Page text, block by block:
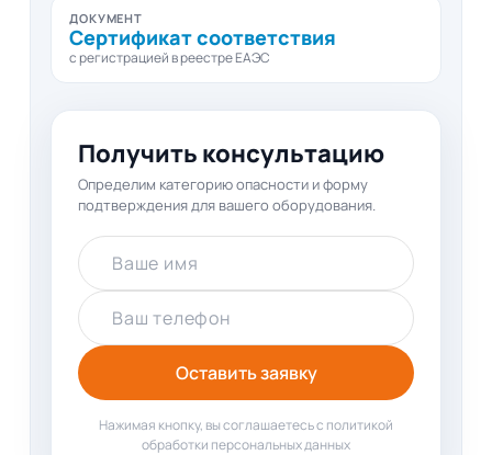
ДОКУМЕНТ
Сертификат соответствия
с регистрацией в реестре ЕАЭС
Получить консультацию
Определим категорию опасности и форму
подтверждения для вашего оборудования.
Ваше имя
Ваш телефон
Оставить заявку
Нажимая кнопку, вы соглашаетесь с политикой
обработки персональных данных